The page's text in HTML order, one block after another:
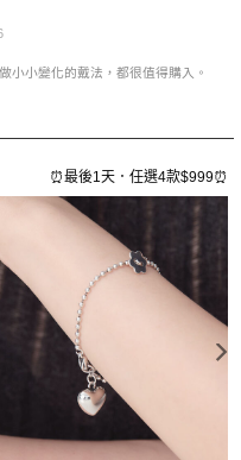
小小變化的戴法，都很值得購入。
⏰最後1天．任選4款$999⏰